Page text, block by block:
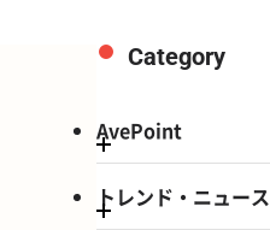
Category
AvePoint
トレンド・ニュース